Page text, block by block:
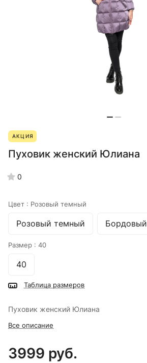
АКЦИЯ
Пуховик женский Юлиана
0
Цвет : Розовый темный
Розовый темный Бордовый
Размер : 40
40
Таблица размеров
Пуховик женский Юлиана
Все описание
3999 руб.